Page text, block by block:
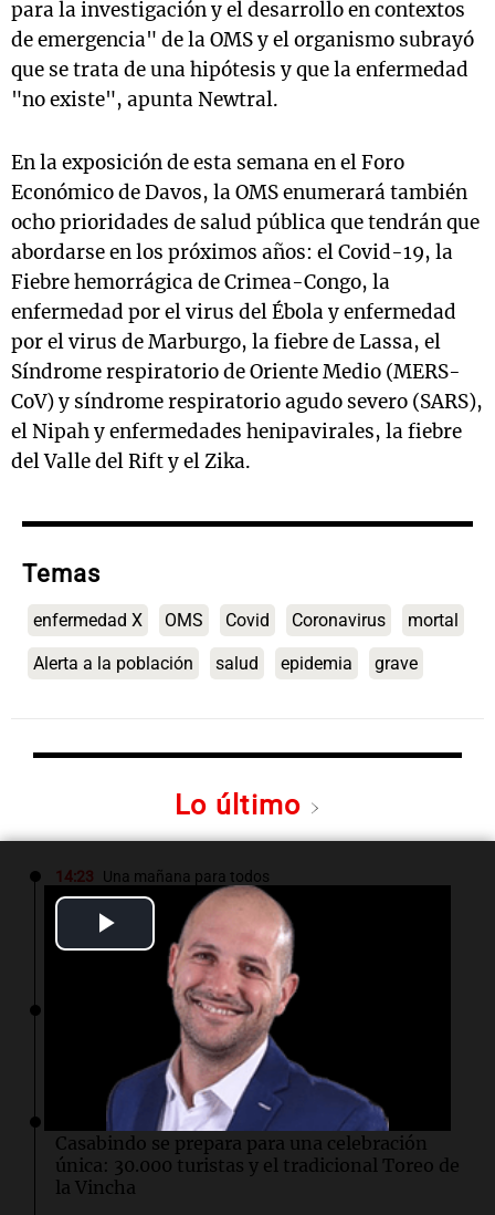
Play
Video
para la investigación y el desarrollo en contextos
de emergencia" de la OMS y el organismo subrayó
que se trata de una hipótesis y que la enfermedad
"no existe", apunta Newtral.
En la exposición de esta semana en el Foro
Económico de Davos, la OMS enumerará también
ocho prioridades de salud pública que tendrán que
abordarse en los próximos años: el Covid-19, la
Fiebre hemorrágica de Crimea-Congo, la
enfermedad por el virus del Ébola y enfermedad
por el virus de Marburgo, la fiebre de Lassa, el
Síndrome respiratorio de Oriente Medio (MERS-
CoV) y síndrome respiratorio agudo severo (SARS),
el Nipah y enfermedades henipavirales, la fiebre
del Valle del Rift y el Zika.
Temas
enfermedad X OMS Covid Coronavirus mortal
Alerta a la población salud epidemia grave
Lo último
14:23 Una mañana para todos
Voluntarios limpiaron 9.000 metros del río
Suquía y retiraron hasta 800 kilos de basura
por jornada
Deportes Rosario
El recuerdo de Ignacio Boero al padre de
Lionel Messi: “Hasta siempre, Jorge”
Una mañana para todos
Casabindo se prepara para una celebración
única: 30.000 turistas y el tradicional Toreo de
la Vincha